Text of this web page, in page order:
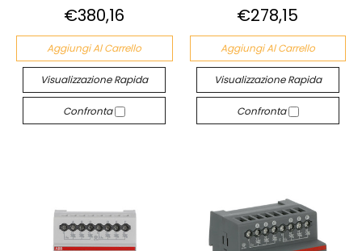
€380,16
Aggiungi Al Carrello
Visualizzazione Rapida
Confronta
€278,15
Aggiungi Al Carrello
Visualizzazione Rapida
Confronta